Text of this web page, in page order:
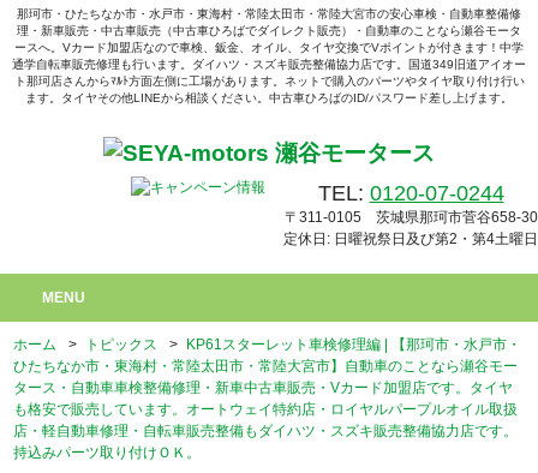
那珂市・ひたちなか市・水戸市・東海村・常陸太田市・常陸大宮市の安心車検・自動車整備修
理・新車販売・中古車販売（中古車ひろばでダイレクト販売）・自動車のことなら瀬谷モータ
ースへ。Vカード加盟店なので車検、鈑金、オイル、タイヤ交換でVポイントが付きます！中学
通学自転車販売修理も行います。ダイハツ・スズキ販売整備協力店です。国道349旧道アイオー
ト那珂店さんからﾏﾙﾄ方面左側に工場があります。ネットで購入のパーツやタイヤ取り付け行い
ます。タイヤその他LINEから相談ください。中古車ひろばのID/パスワード差し上げます。
TEL: 0120-07-0244
〒311-0105 茨城県那珂市菅谷658-30
定休日: 日曜祝祭日及び第2・第4土曜日
MENU
ホーム > トピックス >
KP61スターレット車検修理編 | 【那珂市・水戸市・
ひたちなか市・東海村・常陸太田市・常陸大宮市】自動車のことなら瀬谷モー
タース・自動車車検整備修理・新車中古車販売・Vカード加盟店です。タイヤ
も格安で販売しています。オートウェイ特約店・ロイヤルパープルオイル取扱
店・軽自動車修理・自転車販売整備もダイハツ・スズキ販売整備協力店です。
持込みパーツ取り付けＯＫ。